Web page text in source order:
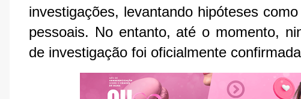
investigações, levantando hipóteses
pessoais. No entanto, até o momento,
de investigação foi oficialmente